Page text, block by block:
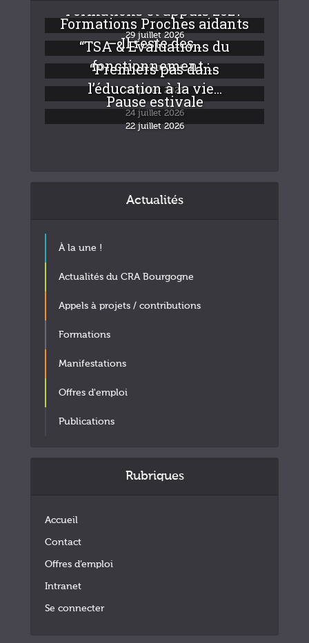
Formations et appuis 2027
29 juillet 2026
Formations Proches aidants
– Il reste des...
24 juillet 2026
“TSA & Evaluations du
fonctionnement :...
24 juillet 2026
“Premiers pas dans
l’éducation à la vie...
24 juillet 2026
Pause estivale
22 juillet 2026
Actualités
À la une !
Actualités du CRA Bourgogne
Appels à projets / contributions
Formations
Manifestations
Offres d'emploi
Publications
Rubriques
Accueil
Contact
Offres d’emploi
Intranet
Se connecter